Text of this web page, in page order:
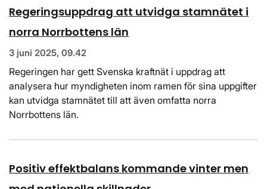
Regeringsuppdrag att utvidga stamnätet i
norra Norrbottens län
3 juni 2025, 09.42
Regeringen har gett Svenska kraftnät i uppdrag att
analysera hur myndigheten inom ramen för sina uppgifter
kan utvidga stamnätet till att även omfatta norra
Norrbottens län.
Positiv effektbalans kommande vinter men